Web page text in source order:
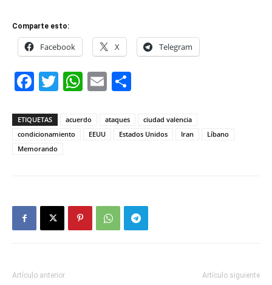
Comparte esto:
Facebook X Telegram
Facebook
Twitter
WhatsApp
Email
ETIQUETAS acuerdo ataques
ciudad valencia
condicionamiento
EEUU Estados Unidos Iran
Líbano
Memorando
Artículo anterior Artículo siguiente